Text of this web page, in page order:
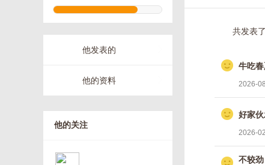
他发表的
他的资料
他的关注
共发表了
牛吃
2026-
好家
2026-
不较